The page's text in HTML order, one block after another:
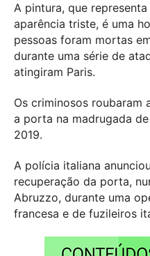
A pintura, que
aparência triste, é uma
pessoas foram mortas
durante uma série de
atingiram Paris.
Os criminosos
a porta na madrugada
2019.
A polícia italiana
recuperação da porta,
Abruzzo, durante uma
francesa e de fuzileiros